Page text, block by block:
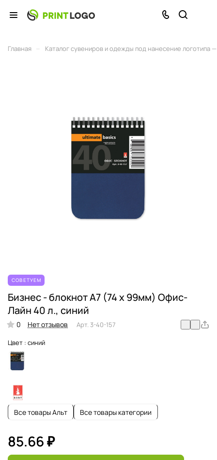
Главная Каталог сувениров и одежды под нанесение логотипа
СОВЕТУЕМ
Бизнес - блокнот А7 (74 х 99мм) Офис-
Лайн 40 л., синий
0 Нет отзывов Арт. 3-40-157
Цвет : синий
Все товары Альт Все товары категории
85.66 ₽